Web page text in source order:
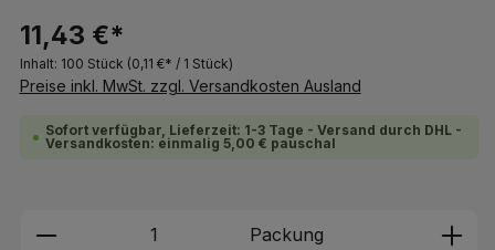
11,43 €*
Inhalt: 100 Stück (0,11 €* / 1 Stück)
Preise inkl. MwSt. zzgl. Versandkosten Ausland
Sofort verfügbar, Lieferzeit: 1-3 Tage - Versand durch DHL -
Versandkosten: einmalig 5,00 € pauschal
Produkt Anzahl: Gib den
Packung